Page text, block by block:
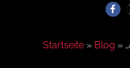
Startseite» Blog »